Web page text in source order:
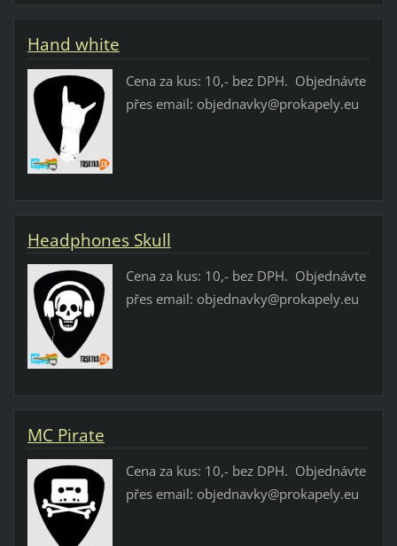
Hand white
Cena za kus: 10,- bez DPH. Objednávte
přes email: objednavky@prokapely.eu
Headphones Skull
Cena za kus: 10,- bez DPH. Objednávte
přes email: objednavky@prokapely.eu
MC Pirate
Cena za kus: 10,- bez DPH. Objednávte
přes email: objednavky@prokapely.eu